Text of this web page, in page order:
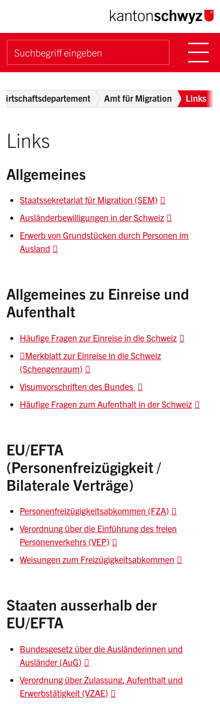
Navigieren im Kanton
Schnellnavigation
Suchbegriff
Breadcrumb
Amt für Migration Links
Links
Allgemeines
Staatssekretariat für Migration (SEM)
Ausländerbewilligungen in der Schweiz
Erwerb von Grundstücken durch Personen im
Ausland
Allgemeines zu Einreise und
Aufenthalt
Häufige Fragen zur Einreise in die Schweiz
Merkblatt zur Einreise in die Schweiz
(Schengenraum)
Visumvorschriften des Bundes
Häufige Fragen zum Aufenthalt in der Schweiz
EU/EFTA
(Personenfreizügigkeit /
Bilaterale Verträge)
Personenfreizügigkeitsabkommen (FZA)
Verordnung über die Einführung des freien
Personenverkehrs (VEP)
Weisungen zum Freizügigkeitsabkommen
Staaten ausserhalb der
EU/EFTA
Bundesgesetz über die Ausländerinnen und
Ausländer (AuG)
Verordnung über Zulassung, Aufenthalt und
Erwerbstätigkeit (VZAE)